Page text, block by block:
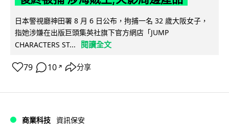
日本警視廳神田署 8 月 6 日公布，拘捕一名 32 歲大阪女子，
指她涉嫌在出版巨頭集英社旗下官方網店「JUMP
CHARACTERS ST...
閱讀全文
79 10 ↗ 分享
商業科技 資訊保安